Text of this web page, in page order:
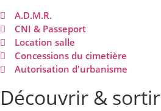
A.D.M.R.
CNI & Passeport
Location salle
Concessions du cimetière
Autorisation d'urbanisme
Découvrir & sortir